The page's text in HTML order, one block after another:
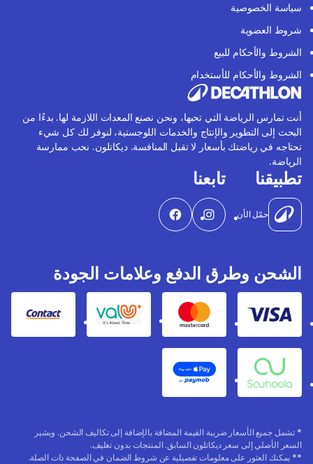
سياسة الخصوصية
شروط العضوية
الشروط والأحكام للبيع
الشروط والأحكام للأستخدام
أنت تمارس الرياضة التي تحبها، ونحن نصنع المعدات اللازمة لها. بدءًا من
البحث إلى التطوير والإنتاج والخدمات اللوجستية، لنوفر لك كل شيء
تحتاجه في رياضتك بأسعار لا تقبل المنافسة. ديكاتلون. نحب ممارسة
الرياضة.
تطبيقنا
حمّل الأن
تابعنا
الشحن وطرق الدفع وعلامات الجودة
Visa
Mastercard
Valu
Contact
Souhoola
Apple Pay
* تشمل جميع الأسعار ضريبة القيمة المضافة بالإضافة إلى تكاليف الشحن. ويشير
السعر الأصلي إلى سعر ديكاتلون السابق. المنتجات بدون تغليف.
** يمكنك العثور على معلومات تفصيلية عن شروط الضمان في الصفحة ذات الصلة.